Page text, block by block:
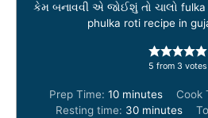
કેમ બનાવવી એ જોઈશું તો ચાલો fulka
phulka roti recipe in
5 from 3 votes
Prep Time:10m
i
minutes Cook
Resting time: 30mminutes